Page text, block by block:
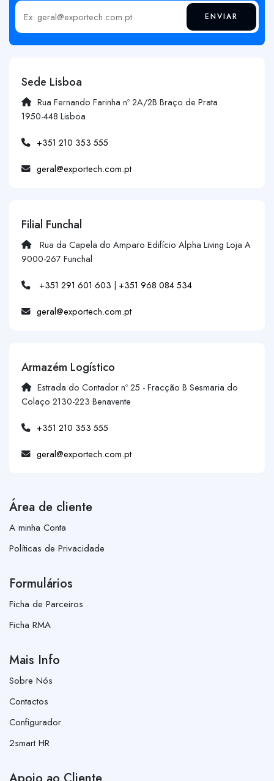
Insira o seu email ENVIAR
Sede Lisboa
Rua Fernando Farinha nº 2A/2B Braço de Prata
1950-448 Lisboa
+351 210 353 555
geral@exportech.com.pt
Filial Funchal
Rua da Capela do Amparo Edifício Alpha Living Loja A
9000-267 Funchal
+351 291 601 603 | +351 968 084 534
geral@exportech.com.pt
Armazém Logístico
Estrada do Contador nº 25 - Fracção B Sesmaria do
Colaço 2130-223 Benavente
+351 210 353 555
geral@exportech.com.pt
Área de cliente
A minha Conta
Políticas de Privacidade
Formulários
Ficha de Parceiros
Ficha RMA
Mais Info
Sobre Nós
Contactos
Configurador
2smart HR